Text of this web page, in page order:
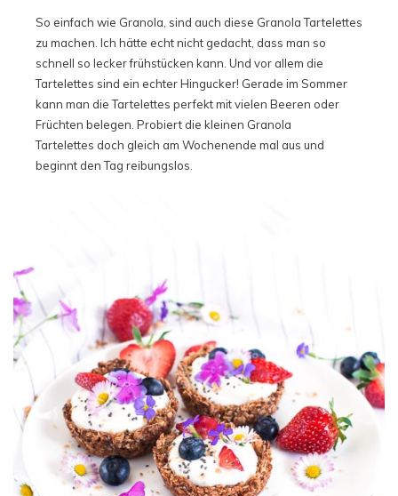
So einfach wie Granola, sind auch diese Granola Tartelettes
zu machen. Ich hätte echt nicht gedacht, dass man so
schnell so lecker frühstücken kann. Und vor allem die
Tartelettes sind ein echter Hingucker! Gerade im Sommer
kann man die Tartelettes perfekt mit vielen Beeren oder
Früchten belegen. Probiert die kleinen Granola
Tartelettes doch gleich am Wochenende mal aus und
beginnt den Tag reibungslos.